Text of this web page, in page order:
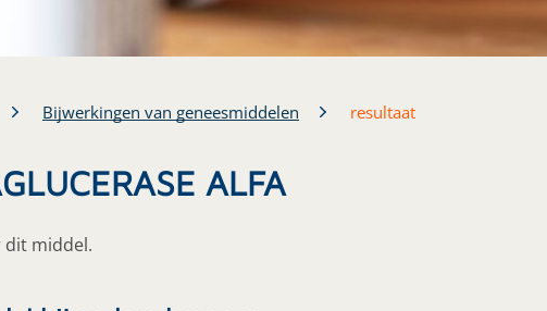
Bijwerkingen van geneesmiddelen resultaat
ALFA
dit middel.